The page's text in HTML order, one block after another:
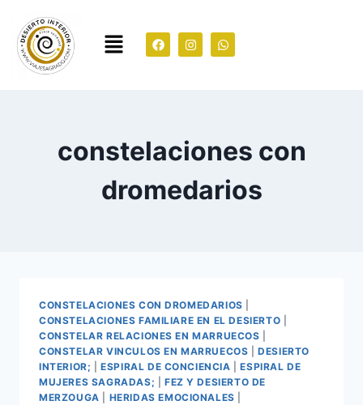
constelaciones con
dromedarios
CONSTELACIONES CON DROMEDARIOS
CONSTELACIONES FAMILIARE EN EL DESIERTO
CONSTELAR RELACIONES EN MARRUECOS
CONSTELAR VINCULOS EN MARRUECOS |DESIERTO
INTERIOR; |ESPIRAL DE CONCIENCIA |ESPIRAL DE
MUJERES SAGRADAS;
FEZ Y DESIERTO DE
MERZOUGA
HERIDAS EMOCIONALES